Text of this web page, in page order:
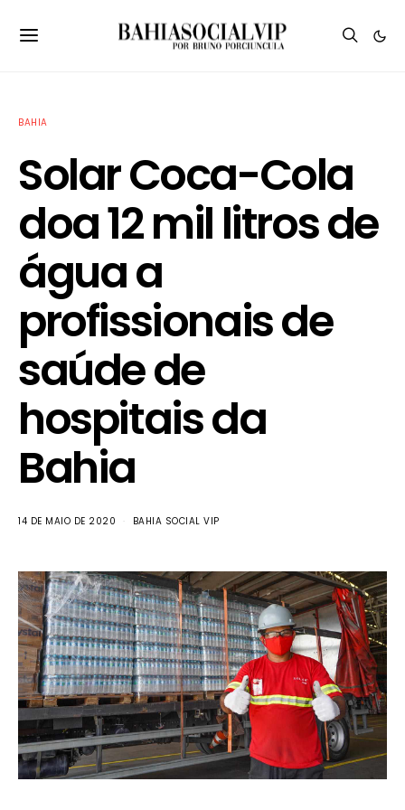
BAHIA
Solar Coca-Cola
doa 12 mil litros de
água a
profissionais de
saúde de
hospitais da
Bahia
14 DE MAIO DE 2020 BAHIA SOCIAL VIP